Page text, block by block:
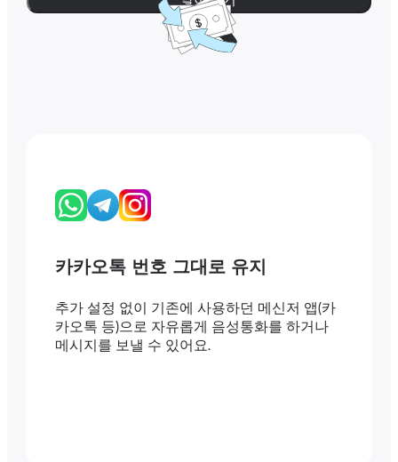
카카오톡 번호 그대로 유지
추가 설정 없이 기존에 사용하던 메신저 앱(카
카오톡 등)으로 자유롭게 음성통화를 하거나
메시지를 보낼 수 있어요.